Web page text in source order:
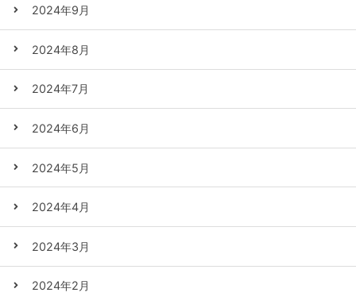
2024年9月
2024年8月
2024年7月
2024年6月
2024年5月
2024年4月
2024年3月
2024年2月